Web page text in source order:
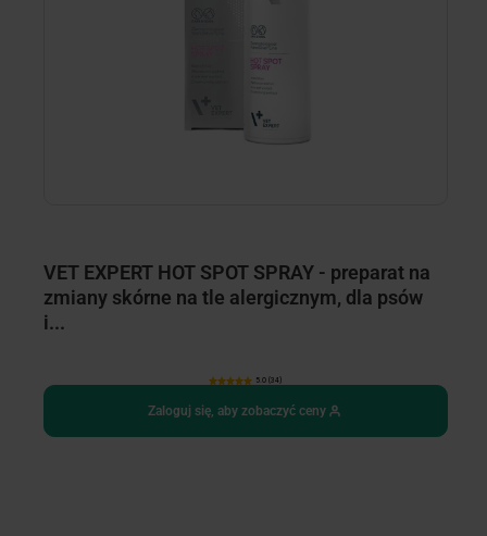
VET EXPERT HOT SPOT SPRAY - preparat na
zmiany skórne na tle alergicznym, dla psów
i...
5.0 (34)
Zaloguj się, aby zobaczyć ceny